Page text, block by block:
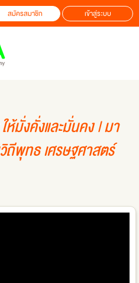
สมัครสมาชิก เข้าสู่ระบบ
ห้มั่งคั่งและมั่นคง | มา
ถีพุทธ เศรษฐศาสตร์